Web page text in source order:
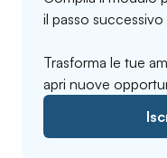
il passo
Trasforma le tue
apri nuove